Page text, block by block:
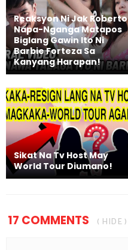
Reaksyon Ni Jak Roberto
Napa-Nganga Matapos
Biglang Gawin Ito Ni
Barbie Forteza Sa
Kanyang Harapan!
Sikat Na Tv Host May
World Tour Diumano!
17 COMMENTS ( HIDE )